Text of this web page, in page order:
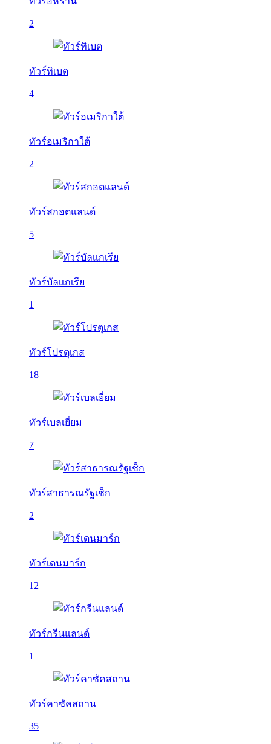
2
ทัวร์ทิเบต
4
ทัวร์อเมริกาใต้
2
ทัวร์สกอตแลนด์
5
ทัวร์บัลเเกเรีย
1
ทัวร์โปรตุเกส
18
ทัวร์เบลเยี่ยม
7
ทัวร์สาธารณรัฐเช็ก
2
ทัวร์เดนมาร์ก
12
ทัวร์กรีนแลนด์
1
ทัวร์คาซัคสถาน
35